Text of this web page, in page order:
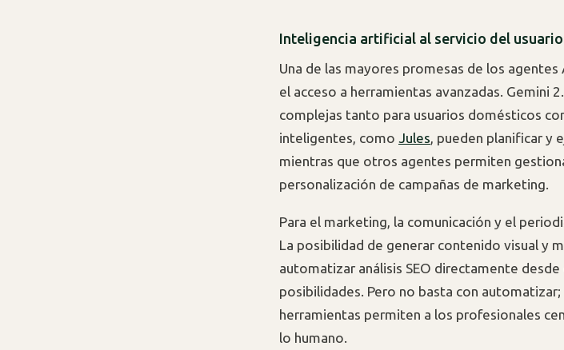
Inteligencia artificial al servicio del usuario
Una de las mayores promesas de los
el acceso a herramientas avanzadas. Gemini
complejas tanto para usuarios domésticos
inteligentes, como Jules , pueden planificar y
mientras que otros agentes permiten
personalización de campañas de marketing.
Para el marketing, la comunicación y el
La posibilidad de generar contenido visual y
automatizar análisis SEO directamente
posibilidades. Pero no basta con
herramientas permiten a los profesionales
lo humano.